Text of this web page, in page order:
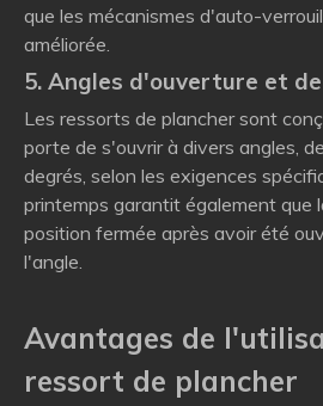
que les mécanismes d'auto-
améliorée.
5. Angles d'ouverture et
Les ressorts de plancher sont
porte de s'ouvrir à divers angles,
degrés, selon les exigences
printemps garantit également que
position fermée après avoir été
l'angle.
Avantages de
ressort de plancher